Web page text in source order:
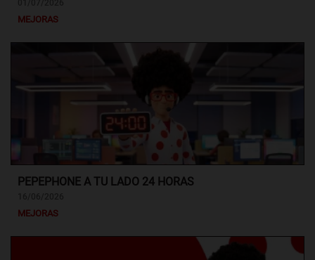
MEJORAS
PEPEPHONE A TU LADO 24 HORAS
MEJORAS